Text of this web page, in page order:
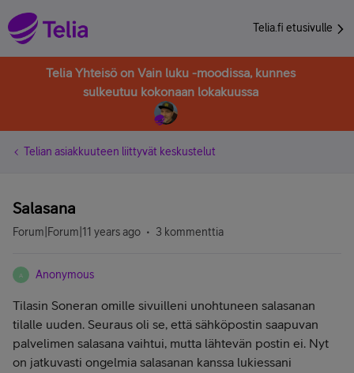
Telia.fi etusivulle
Telia Yhteisö on Vain luku -moodissa, kunnes
sulkeutuu kokonaan lokakuussa
Telian asiakkuuteen liittyvät keskustelut
Salasana
Forum|Forum|11 years ago 3 kommenttia
A Anonymous
Tilasin Soneran omille sivuilleni unohtuneen salasanan
tilalle uuden. Seuraus oli se, että sähköpostin saapuvan
palvelimen salasana vaihtui, mutta lähtevän postin ei. Nyt
on jatkuvasti ongelmia salasanan kanssa lukiessani